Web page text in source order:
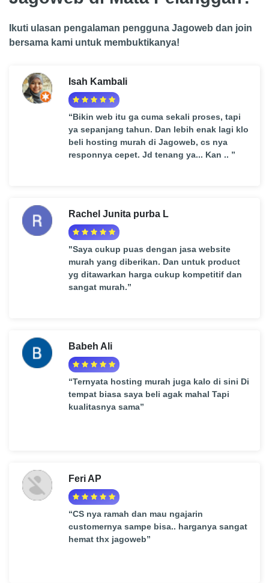
Ikuti ulasan pengalaman pengguna Jagoweb dan join
bersama kami untuk membuktikanya!
Isah Kambali
“Bikin web itu ga cuma sekali proses, tapi
ya sepanjang tahun. Dan lebih enak lagi klo
beli hosting murah di Jagoweb, cs nya
responnya cepet. Jd tenang ya... Kan .. ”
Rachel Junita purba L
"Saya cukup puas dengan jasa website
murah yang diberikan. Dan untuk product
yg ditawarkan harga cukup kompetitif dan
sangat murah.”
Babeh Ali
“Ternyata hosting murah juga kalo di sini Di
tempat biasa saya beli agak mahal Tapi
kualitasnya sama”
Feri AP
“CS nya ramah dan mau ngajarin
customernya sampe bisa.. harganya sangat
hemat thx jagoweb”